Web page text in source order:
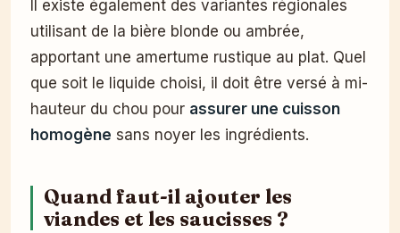
Il existe également des variantes régionales
utilisant de la bière blonde ou ambrée,
apportant une amertume rustique au plat. Quel
que soit le liquide choisi, il doit être versé à mi-
hauteur du chou pour assurer une cuisson
homogène sans noyer les ingrédients.
Quand faut-il ajouter les
viandes et les saucisses ?